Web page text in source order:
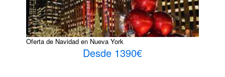
Oferta de Navidad en Nueva York
Desde 1390€